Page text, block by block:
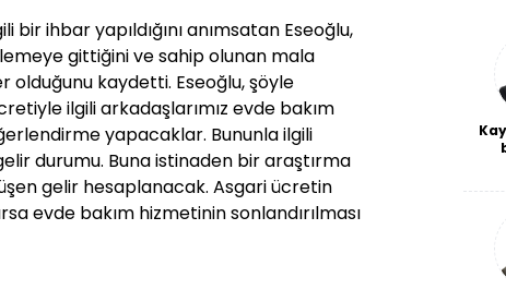
bir ihbar yapıldığını anımsatan Eseoğlu,
gittiğini ve sahip olunan mala
olduğunu kaydetti. Eseoğlu, şöyle
ilgili arkadaşlarımız evde bakım
yapacaklar. Bununla ilgili
durumu. Buna istinaden bir araştırma
gelir hesaplanacak. Asgari ücretin
evde bakım hizmetinin sonlandırılması